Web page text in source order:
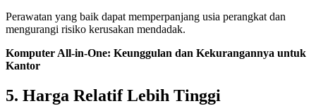
Perawatan yang baik dapat memperpanjang usia perangkat dan
mengurangi risiko kerusakan mendadak.
Komputer All-in-One: Keunggulan dan Kekurangannya untuk
Kantor
5. Harga Relatif Lebih Tinggi